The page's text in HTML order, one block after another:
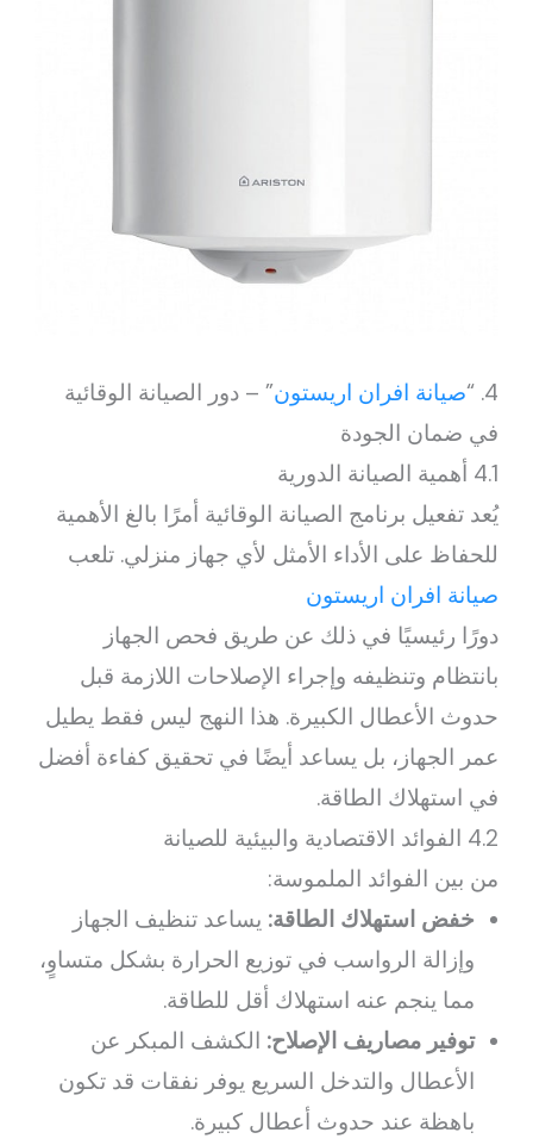
4. “ صيانة افران اريستون” – دور الصيانة الوقائية
في ضمان الجودة
4.1 أهمية الصيانة الدورية
يُعد تفعيل برنامج الصيانة الوقائية أمرًا بالغ الأهمية
للحفاظ على الأداء الأمثل لأي جهاز منزلي. تلعب
صيانة افران اريستون
دورًا رئيسيًا في ذلك عن طريق فحص الجهاز
بانتظام وتنظيفه وإجراء الإصلاحات اللازمة قبل
حدوث الأعطال الكبيرة. هذا النهج ليس فقط يطيل
عمر الجهاز، بل يساعد أيضًا في تحقيق كفاءة أفضل
في استهلاك الطاقة.
4.2 الفوائد الاقتصادية والبيئية للصيانة
من بين الفوائد الملموسة:
خفض استهلاك الطاقة: يساعد تنظيف الجهاز
وإزالة الرواسب في توزيع الحرارة بشكل متساوٍ،
مما ينجم عنه استهلاك أقل للطاقة.
توفير مصاريف الإصلاح: الكشف المبكر عن
الأعطال والتدخل السريع يوفر نفقات قد تكون
باهظة عند حدوث أعطال كبيرة.